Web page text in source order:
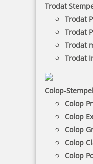
Trodat
Trodat
Trodat
Trodat
Trodat
Colop-Stempel
Colop
Colop
Colop
Colop
Colop
beschränktem
auch für Sehende
ein schnelleres
€-
21 Artikel in der